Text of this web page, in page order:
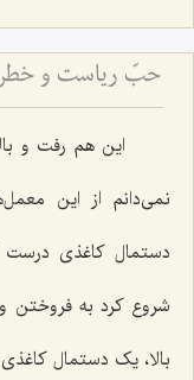
حبّ ریاست و
این هم رفت و
نمی‌دانم از این
دستمال کاغذی
شروع کرد به
بالا، یک دستمال